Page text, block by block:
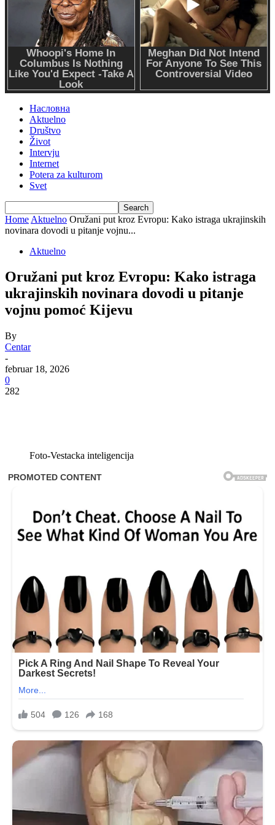
Насловна
Aktuelno
Društvo
Život
Intervju
Internet
Potera za kulturom
Svet
Home Aktuelno Oružani put kroz Evropu: Kako istraga ukrajinskih
novinara dovodi u pitanje vojnu...
Aktuelno
Oružani put kroz Evropu: Kako istraga
ukrajinskih novinara dovodi u pitanje
vojnu pomoć Kijevu
By
Centar
-
februar 18, 2026
0
282
Foto-Vestacka inteligencija